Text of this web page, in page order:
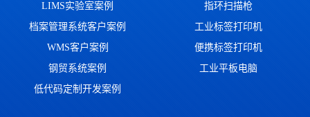
LIMS实验室案例
档案管理系统客户案例
WMS客户案例
钢贸系统案例
低代码定制开发案例
指环扫描枪
工业标签打印机
便携标签打印机
工业平板电脑